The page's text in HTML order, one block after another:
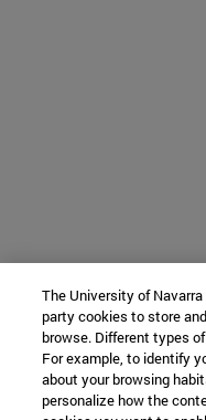
The University of
party cookies to store
browse. Different types
For example, to identify
about your browsing
personalize how the